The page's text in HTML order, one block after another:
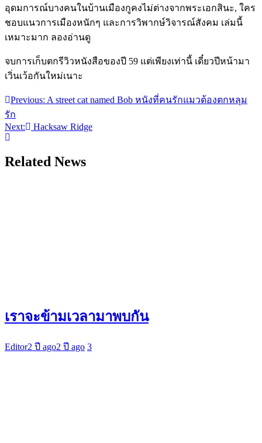
อุดมการณ์บางคนในบ้านเมืองกูคงไม่ต่างจากพระเอกสินะ, ใคร
ชอบแนวการเมืองหนักๆ และการวิพากษ์วิจารณ์สังคม เล่มนี้
เหมาะมาก ลองอ่านดู
จบการเก็บตกรีวิวหนังสือของปี 59 แต่เพียงเท่านี้ เดี๋ยวปีหน้ามา
เวิ่นเว้อกันใหม่เนาะ
แนะแนว
เรื่อง
Previous: A street cat named Bob หนังที่คนรักแมวต้องตกหลุม
รัก
Next:
Hacksaw Ridge
Related News
เราจะข้ามเวลามาพบกัน
Editor2 ปี ago2 ปี ago 3